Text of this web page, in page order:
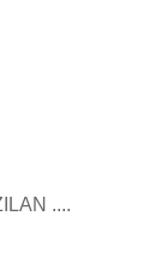
....